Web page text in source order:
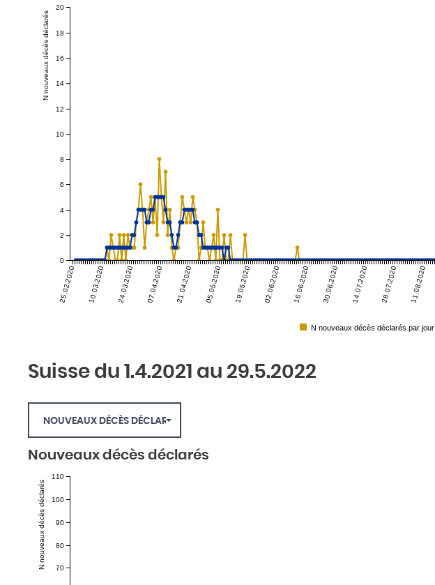
25.02.2020 10.03.2020 24.03.2020 07.04.2020 21.04.2020 05.05.2020 19.05.2020 02.06.2020 16.06.2020 30.06.2020 14.07.2020 28.07.2020 11.08.2020
N nouveaux décès déclarés
0
2
4
6
8
10
12
14
16
18
20
N nouveaux décès déclarés par jour
Suisse du 1.4.2021 au 29.5.2022
NOUVEAUX DÉCÈS DÉCLARÉS
Nouveaux décès déclarés
N nouveaux décès déclarés 70
80
90
100
110